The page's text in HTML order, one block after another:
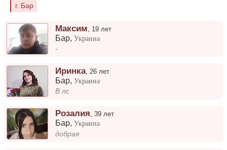
г. Бар
Максим 19 лет
Бар,Украина
-
Иринка, 26 лет
Бар,Украина
В лс
Розалия,39 лет
Бар,Украина
добрая